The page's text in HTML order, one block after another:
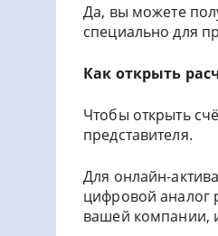
Да, вы можете
специально для
Как открыть
Чтобы открыть
представителя.
Для онлайн-
цифровой аналог
вашей компании,